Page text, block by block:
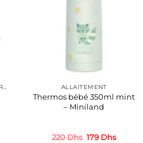
ACCESSOIRES ALLAITEMENT / REPAS ALLAITEMENT
Thermos bébé 350ml mint
– Miniland
220Dhs Le
179 DhsLe